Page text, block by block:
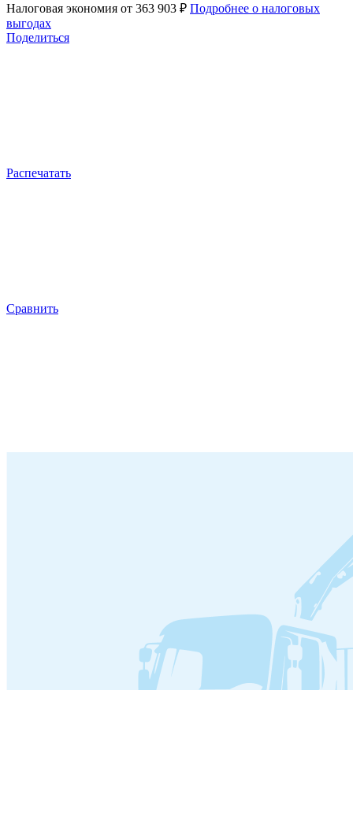
Налоговая экономия от 363 903 ₽ Подробнее о налоговых
выгодах
Поделиться
Распечатать
Сравнить